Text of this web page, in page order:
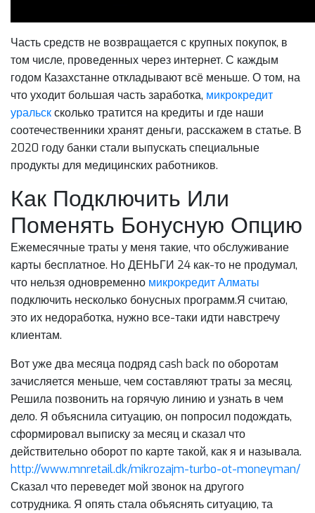
Часть средств не возвращается с крупных покупок, в
том числе, проведенных через интернет. С каждым
годом Казахстанне откладывают всё меньше. О том, на
что уходит большая часть заработка, микрокредит
уральсксколько тратится на кредиты и где наши
соотечественники хранят деньги, расскажем в статье. В
2020 году банки стали выпускать специальные
продукты для медицинских работников.
Как Подключить Или
Поменять Бонусную Опцию
Ежемесячные траты у меня такие, что обслуживание
карты бесплатное. Но ДЕНЬГИ 24 как-то не продумал,
что нельзя одновременно микрокредит Алматы
подключить несколько бонусных программ.Я считаю,
это их недоработка, нужно все-таки идти навстречу
клиентам.
Вот уже два месяца подряд cash back по оборотам
зачисляется меньше, чем составляют траты за месяц.
Решила позвонить на горячую линию и узнать в чем
дело. Я объяснила ситуацию, он попросил подождать,
сформировал выписку за месяц и сказал что
действительно оборот по карте такой, как я и называла.
http://www.mnretail.dk/mikrozajm-turbo-ot-moneyman/
Сказал что переведет мой звонок на другого
сотрудника. Я опять стала объяснять ситуацию, та